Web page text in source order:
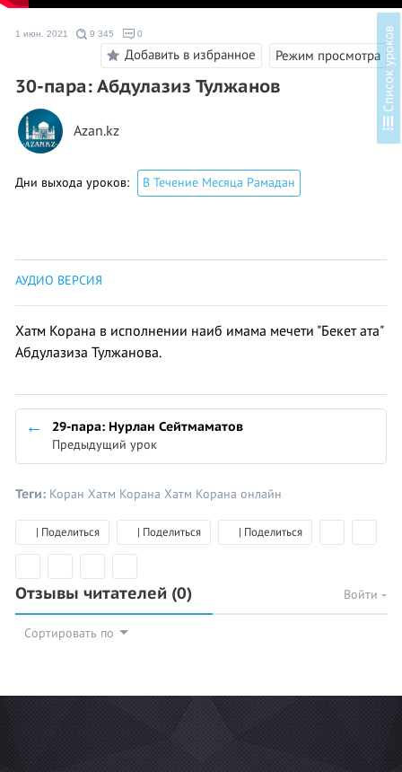
1 июн. 2021 9 345 0
Добавить в избранное Режим просмотра
30-пара: Абдулазиз Тулжанов
Azan.kz
Дни выхода уроков: В Течение Месяца Рамадан
в
АУДИО ВЕРСИЯ
Хатм Корана в исполнении наиб имама мечети "Бекет ата"
Абдулазиза Тулжанова.
29-пара: Нурлан Сейтмаматов
Предыдущий урок
Теги: Коран Хатм Корана Хатм Корана онлайн
| Поделиться | Поделиться | Поделиться
Отзывы читателей (0) Войти
Сортировать по